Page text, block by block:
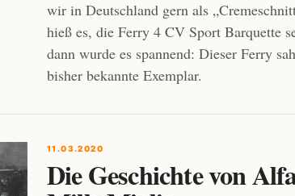
wir in Deutschland gern als
hieß es, die Ferry 4 CV Sport Barquette
dann wurde es spannend: Dieser Ferry
bisher bekannte Exemplar.
11.03.2020
Die Geschichte von